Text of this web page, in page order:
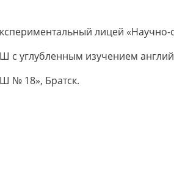
лицей «Научно-
с углубленным изучением
№ 18», Братск.